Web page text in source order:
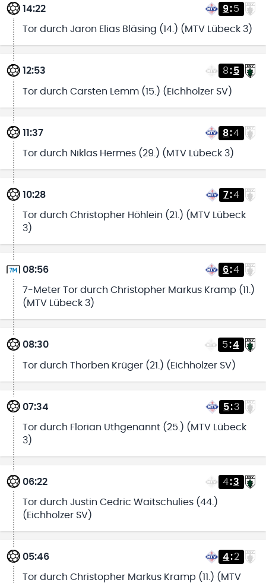
14:22 9:5
Tor durch Jaron Elias Bläsing (14.) (MTV Lübeck 3)
12:53 8:5
Tor durch Carsten Lemm (15.) (Eichholzer SV)
11:37 8:4
Tor durch Niklas Hermes (29.) (MTV Lübeck 3)
10:28 7:4
Tor durch Christopher Höhlein (21.) (MTV Lübeck
3)
08:56 6:4
7-Meter Tor durch Christopher Markus Kramp (11.)
(MTV Lübeck 3)
08:30 5:4
Tor durch Thorben Krüger (21.) (Eichholzer SV)
07:34 5:3
Tor durch Florian Uthgenannt (25.) (MTV Lübeck
3)
06:22 4:3
Tor durch Justin Cedric Waitschulies (44.)
(Eichholzer SV)
05:46 4:2
Tor durch Christopher Markus Kramp (11.) (MTV